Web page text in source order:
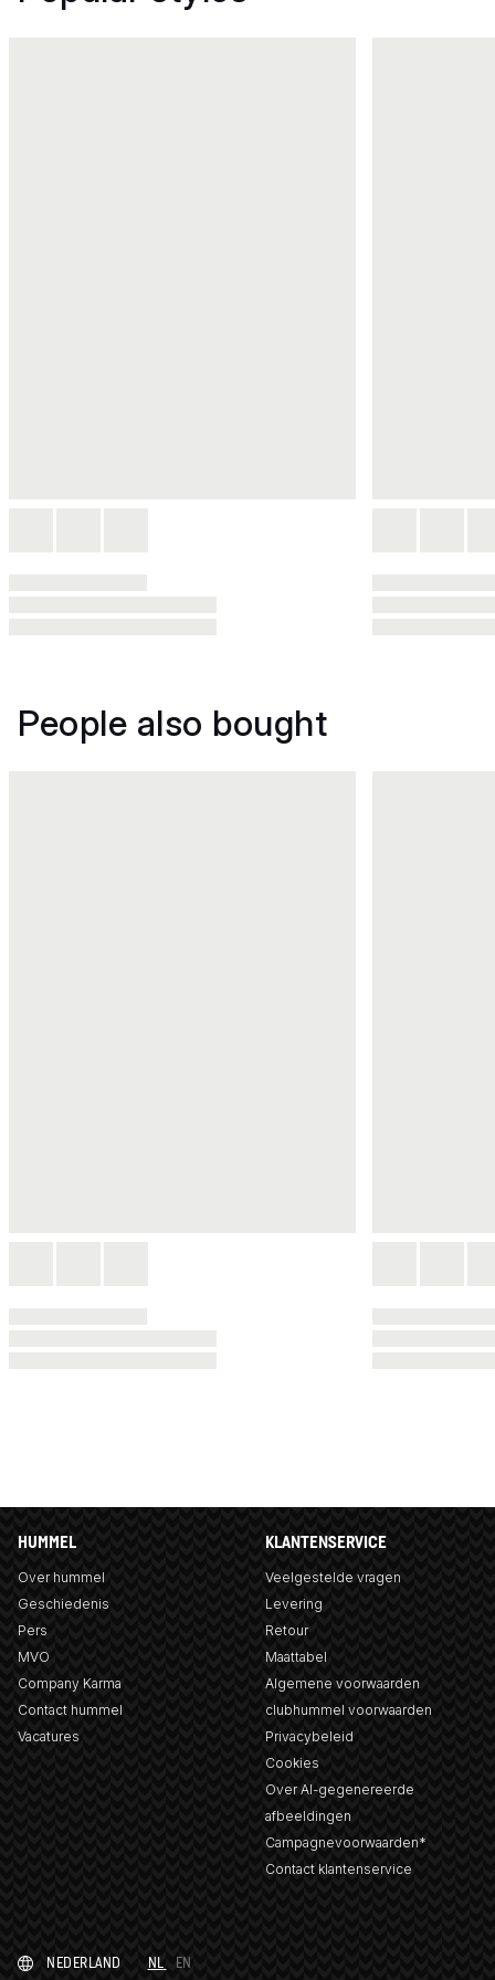
People also bought
HUMMEL
Over hummel
Geschiedenis
Pers
MVO
Company Karma
Contact hummel
Vacatures
KLANTENSERVICE
Veelgestelde vragen
Levering
Retour
Maattabel
Algemene voorwaarden
clubhummel voorwaarden
Privacybeleid
Cookies
Over AI-gegenereerde
afbeeldingen
Campagnevoorwaarden*
Contact klantenservice
NEDERLAND NL EN